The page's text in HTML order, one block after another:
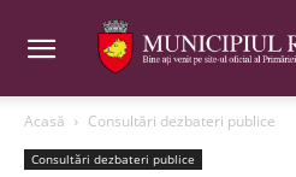
Acasă Consultări dezbateri publice
Consultări dezbateri publice